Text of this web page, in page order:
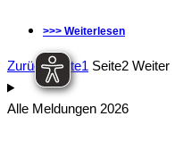
>>> Weiterlesen
Zurück Seite1 Seite2 Weiter
Alle Meldungen 2026